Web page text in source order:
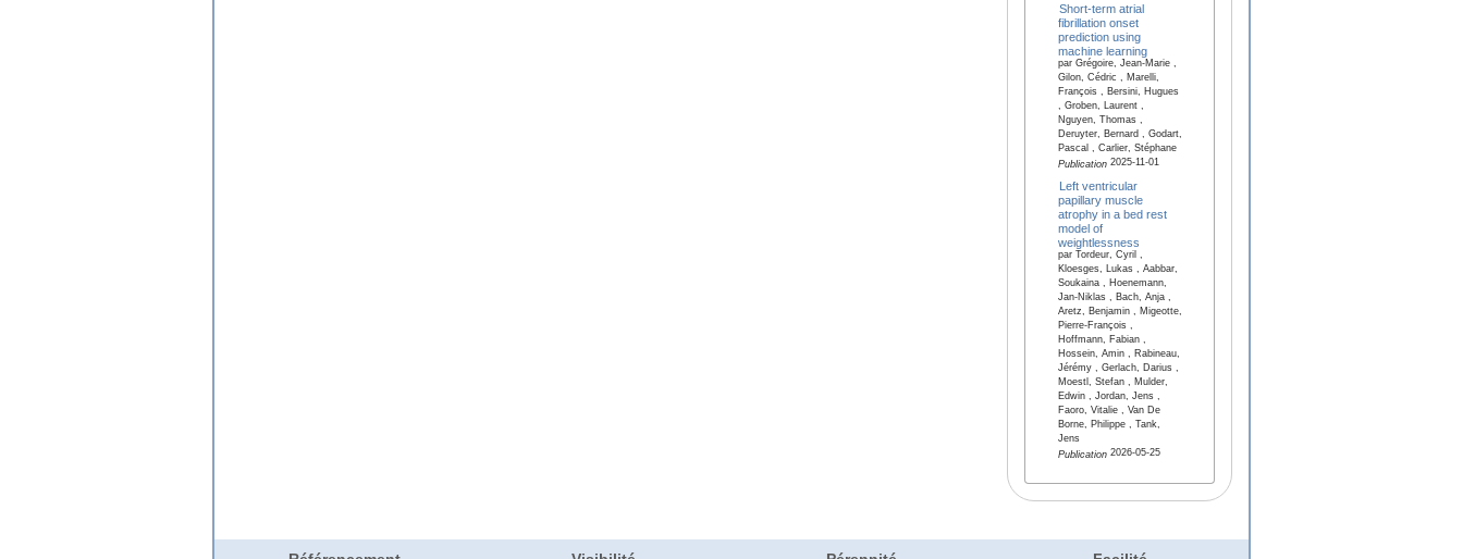
Short-term atrial
fibrillation onset
prediction using
machine learning
par Grégoire, Jean-Marie ,
Gilon, Cédric , Marelli,
François , Bersini, Hugues
, Groben, Laurent ,
Nguyen, Thomas ,
Deruyter, Bernard , Godart,
Pascal , Carlier, Stéphane
Publication2025-11-01
Left ventricular
papillary muscle
atrophy in a bed rest
model of
weightlessness
par Tordeur, Cyril ,
Kloesges, Lukas , Aabbar,
Soukaina , Hoenemann,
Jan-Niklas , Bach, Anja ,
Aretz, Benjamin , Migeotte,
Pierre-François ,
Hoffmann, Fabian ,
Hossein, Amin , Rabineau,
Jérémy , Gerlach, Darius ,
Moestl, Stefan , Mulder,
Edwin , Jordan, Jens ,
Faoro, Vitalie , Van De
Borne, Philippe , Tank,
Jens
Publication2026-05-25